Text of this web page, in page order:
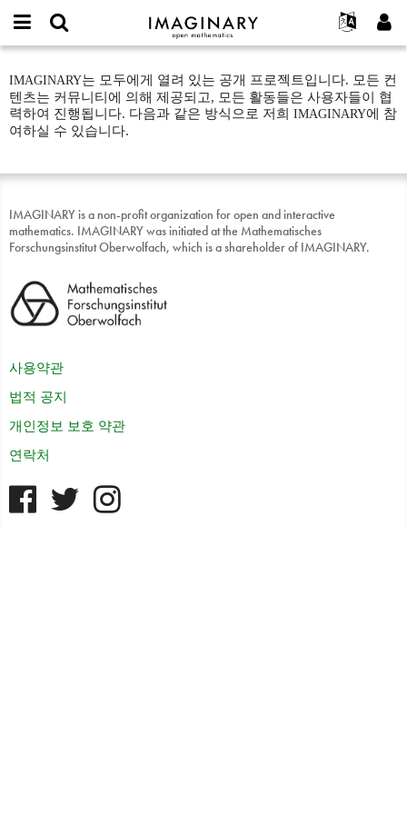
IMAGINARY
open
Français
Deutsch
Programs
Galleries
Films
Texts
Exhibitions
프로젝트
참가하기
mail
or
username
*
비
밀
번
새로운 비밀번호 요청하기
찾기
Particpate
Intro
IMAGINARY는 모두에게 열려 있는 공개 프로젝트입니다. 모든 컨
텐츠는 커뮤니티에 의해 제공되고, 모든 활동들은 사용자들이 협
력하여 진행됩니다. 다음과 같은 방식으로 저희 IMAGINARY에 참
여하실 수 있습니다.
IMAGINARY is a non-profit organization for open and interactive
mathematics. IMAGINARY was initiated at the Mathematisches
Forschungsinstitut Oberwolfach, which is a shareholder of IMAGINARY.
사용약관
법적 공지
개인정보 보호 약관
연락처